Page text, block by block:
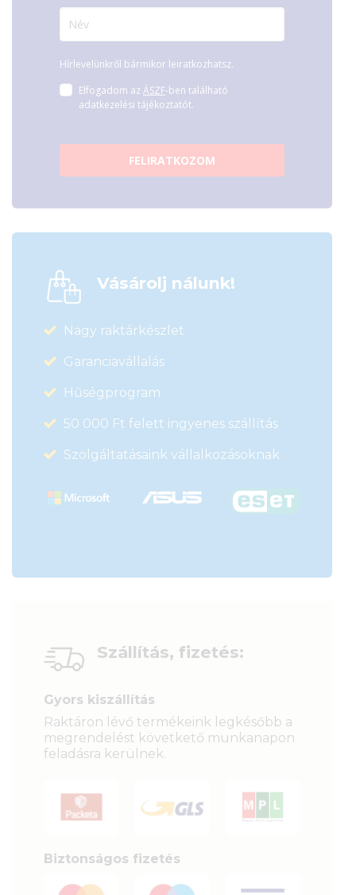
Hírlevelünkről bármikor leiratkozhatsz.
Elfogadom az ÁSZF-ben található
adatkezelési tájékoztatót.
FELIRATKOZOM
Vásárolj nálunk!
Nagy raktárkészlet
Garanciavállalás
Hűségprogram
50 000 Ft felett ingyenes szállítás
Szolgáltatásaink vállalkozásoknak
Szállítás, fizetés:
Gyors kiszállítás
Raktáron lévő termékeink legkésőbb a
megrendelést követkető munkanapon
feladásra kerülnek.
Biztonságos fizetés